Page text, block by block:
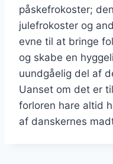
påskefrokoster;
julefrokoster og
evne til at bringe
og skabe en
uundgåelig del af
Uanset om det er
forloren hare altid
af danskernes